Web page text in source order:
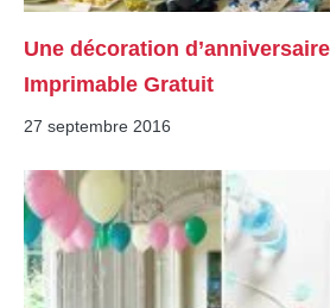
Une décoration d’anniversaire
Imprimable Gratuit
27 septembre 2016